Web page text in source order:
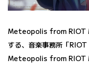
Meteopolis from RIOT
する、音楽事務所「RIOT
Meteopolis from RIOT